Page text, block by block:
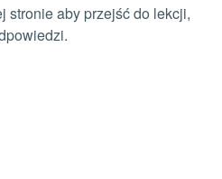
stronie aby przejść do lekcji,